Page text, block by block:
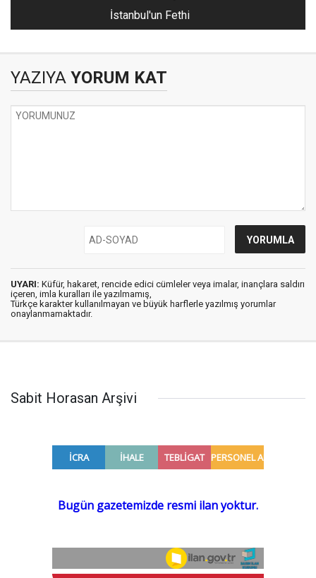
İstanbul'un Fethi
YAZIYA YORUM KAT
UYARI: Küfür, hakaret, rencide edici cümleler veya imalar, inançlara saldırı
içeren, imla kuralları ile yazılmamış,
Türkçe karakter kullanılmayan ve büyük harflerle yazılmış yorumlar
onaylanmamaktadır.
Sabit Horasan Arşivi